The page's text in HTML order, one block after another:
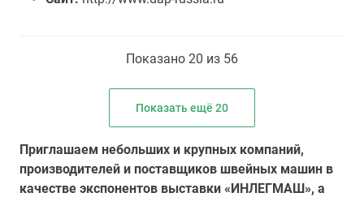
Показано 20 из 56
Показать ещё 20
Приглашаем небольших и крупных компаний,
производителей и поставщиков швейных машин в
качестве экспонентов выставки «ИНЛЕГМАШ», а